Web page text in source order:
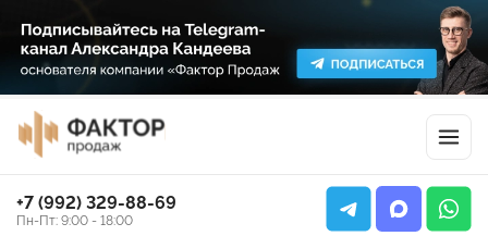
+7 (992) 329-88-69
Пн-Пт: 9:00 - 18:00